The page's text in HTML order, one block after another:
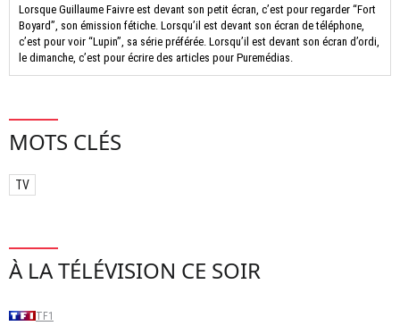
Lorsque Guillaume Faivre est devant son petit écran, c’est pour regarder “Fort
Boyard”, son émission fétiche. Lorsqu’il est devant son écran de téléphone,
c’est pour voir “Lupin”, sa série préférée. Lorsqu’il est devant son écran d’ordi,
le dimanche, c’est pour écrire des articles pour Puremédias.
MOTS CLÉS
TV
À LA TÉLÉVISION CE SOIR
TF1